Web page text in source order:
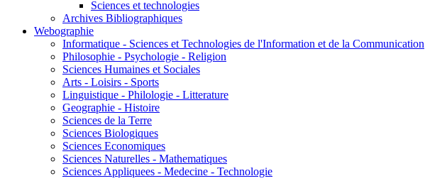
Sciences et technologies
Archives Bibliographiques
Webographie
Informatique - Sciences et Technologies de l'Information et de la Communication
Philosophie - Psychologie - Religion
Sciences Humaines et Sociales
Arts - Loisirs - Sports
Linguistique - Philologie - Litterature
Geographie - Histoire
Sciences de la Terre
Sciences Biologiques
Sciences Economiques
Sciences Naturelles - Mathematiques
Sciences Appliquees - Medecine - Technologie